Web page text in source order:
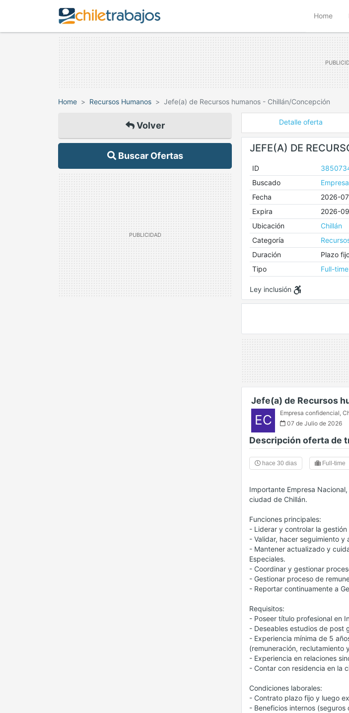
Home
Home Recursos Humanos Jefe(a) de Recursos humanos - Chillán/Concepción
Volver
Buscar Ofertas
Detalle oferta
JEFE(A) DE
ID
Buscado
Fecha
2026-
Expira
2026-
Ubicación
Chillán
Categoría
Duración
Plazo
Tipo
Full-time
Ley inclusión
Jefe(a) de Recursos
EC Empresa confidencial,
07 de Julio de 2026
Descripción oferta de
hace 30 dias Full-time
Importante Empresa
ciudad de Chillán.
Funciones principales:
- Liderar y controlar la gestión
- Validar, hacer seguimiento
- Mantener actualizado y
Especiales.
- Coordinar y gestionar
- Gestionar proceso de
- Reportar continuamente a
Requisitos:
- Poseer título profesional en
- Deseables estudios de post
- Experiencia mínima de 5
(remuneración, reclutamiento
- Experiencia en relaciones
- Contar con residencia en la
Condiciones laborales:
- Contrato plazo fijo y luego
- Beneficios internos (seguros